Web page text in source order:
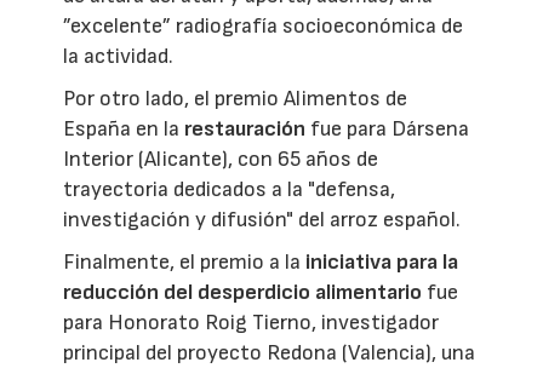
”excelente” radiografía socioeconómica de
la actividad.
Por otro lado, el premio Alimentos de
España en la restauración fue para Dársena
Interior (Alicante), con 65 años de
trayectoria dedicados a la "defensa,
investigación y difusión" del arroz español.
Finalmente, el premio a la iniciativa para la
reducción del desperdicio alimentario fue
para Honorato Roig Tierno, investigador
principal del proyecto Redona (Valencia), una